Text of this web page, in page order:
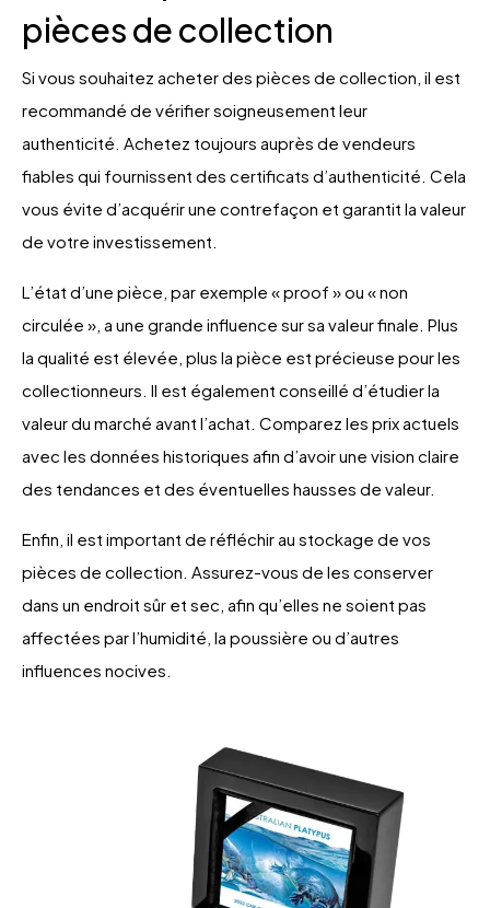
pièces de collection
Si vous souhaitez acheter des pièces de collection, il est
recommandé de vérifier soigneusement leur
authenticité. Achetez toujours auprès de vendeurs
fiables qui fournissent des certificats d’authenticité. Cela
vous évite d’acquérir une contrefaçon et garantit la valeur
de votre investissement.
L’état d’une pièce, par exemple « proof » ou « non
circulée », a une grande influence sur sa valeur finale. Plus
la qualité est élevée, plus la pièce est précieuse pour les
collectionneurs. Il est également conseillé d’étudier la
valeur du marché avant l’achat. Comparez les prix actuels
avec les données historiques afin d’avoir une vision claire
des tendances et des éventuelles hausses de valeur.
Enfin, il est important de réfléchir au stockage de vos
pièces de collection. Assurez-vous de les conserver
dans un endroit sûr et sec, afin qu’elles ne soient pas
affectées par l’humidité, la poussière ou d’autres
influences nocives.